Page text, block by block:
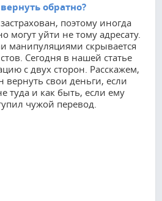
обратно?
поэтому иногда
могут уйти не тому адресату.
манипуляциями скрывается
Сегодня в нашей статье
с двух сторон. Расскажем,
вернуть свои деньги, если
туда и как быть, если ему
чужой перевод.